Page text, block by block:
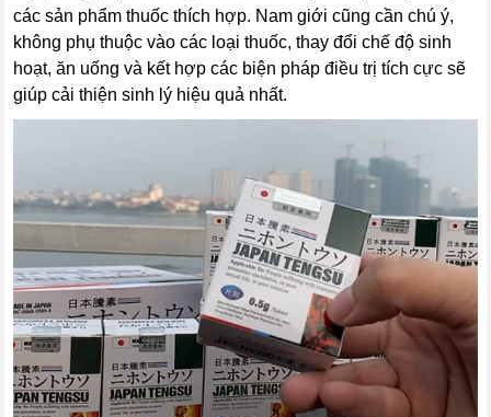
các sản phẩm thuốc thích hợp. Nam giới cũng cần chú ý,
không phụ thuộc vào các loại thuốc, thay đổi chế độ sinh
hoạt, ăn uống và kết hợp các biện pháp điều trị tích cực sẽ
giúp cải thiện sinh lý hiệu quả nhất.